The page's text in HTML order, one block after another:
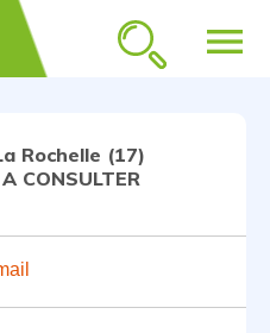
menu
Rochelle (17)
CONSULTER